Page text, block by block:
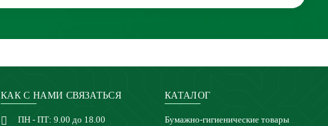
КАК С НАМИ СВЯЗАТЬСЯ
ПН - ПТ: 9.00 до 18.00
КАТАЛОГ
Бумажно-гигиенические товары